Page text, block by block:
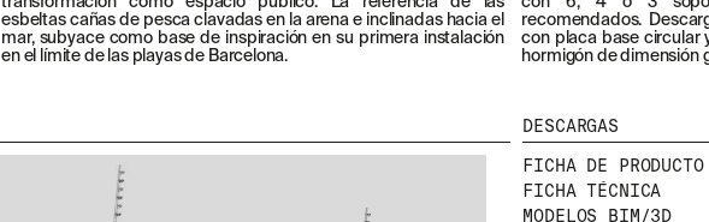
esbeltas cañas de pesca clavadas en la arena e inclinadas hacia el
mar, subyace como base de inspiración en su primera instalación
en el límite de las playas de Barcelona.
recomendados.
con placa base circular
hormigón de dimensión
DESCARGAS
FICHA DE PRODUCTO
FICHA TÉCNICA
MODELOS BIM/3D